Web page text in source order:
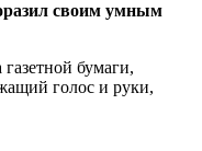
своим умным
бумаги,
голос и руки,